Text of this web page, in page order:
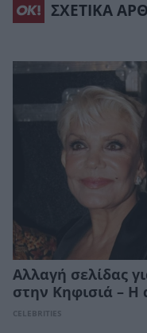
ΣΧΕΤΙΚΑ
Αλλαγή σελίδας
στην Κηφισιά – Η
CELEBRITIES